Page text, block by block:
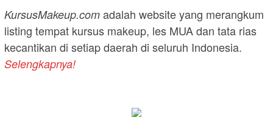
KursusMakeup.com adalah website yang merangkum
listing tempat kursus makeup, les MUA dan tata rias
kecantikan di setiap daerah di seluruh Indonesia.
Selengkapnya!